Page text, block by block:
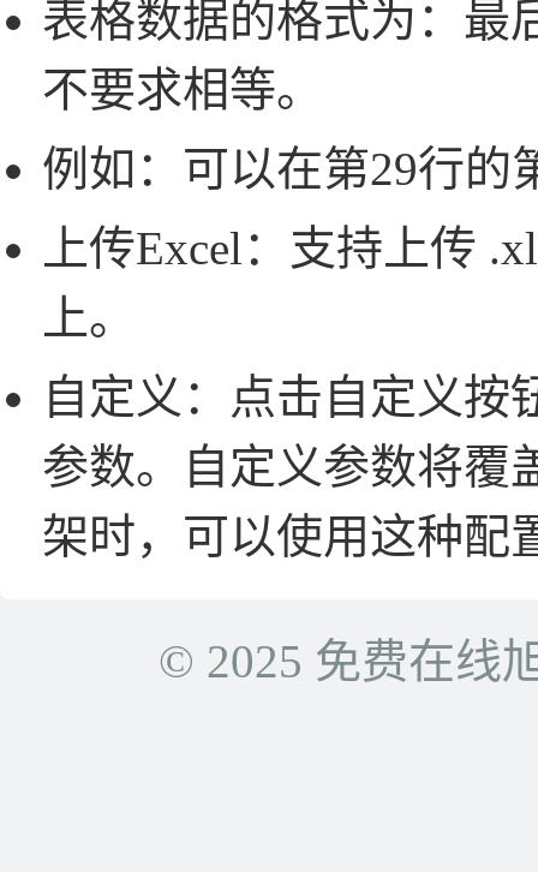
表格数据的格式为：最
不要求相等。
例如：可以在第29行的
上传Excel：支持上传
上。
自定义：点击自定义按
参数。自定义参数将覆
架时，可以使用这种配
© 2025 免费在线